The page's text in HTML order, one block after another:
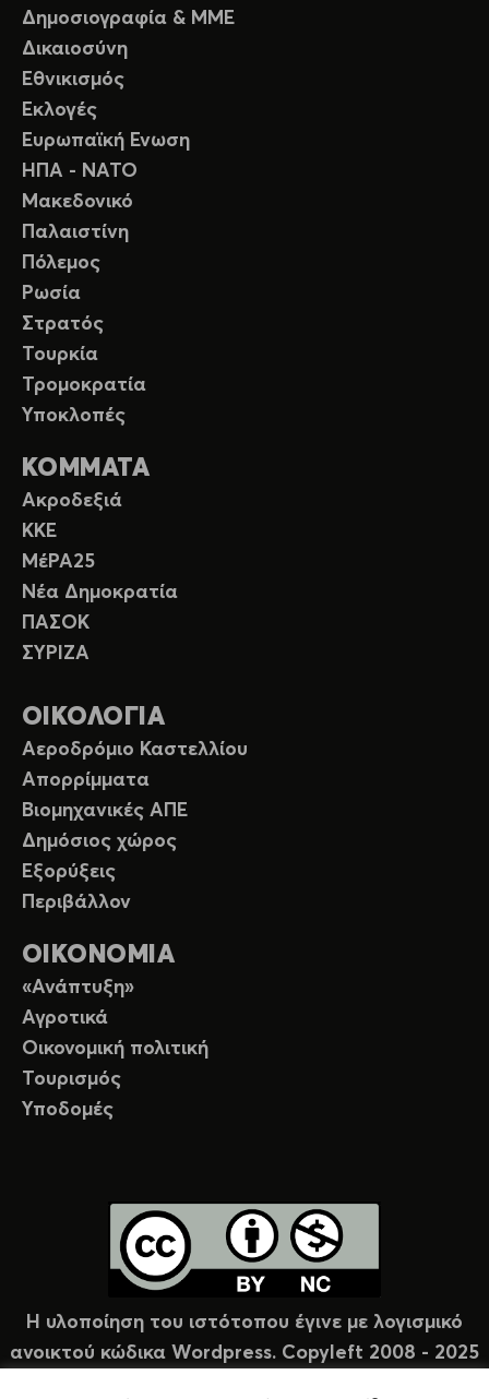
Δημοσιογραφία & ΜΜΕ
Δικαιοσύνη
Εθνικισμός
Εκλογές
Ευρωπαϊκή Ενωση
ΗΠΑ - ΝΑΤΟ
Μακεδονικό
Παλαιστίνη
Πόλεμος
Ρωσία
Στρατός
Τουρκία
Τρομοκρατία
Υποκλοπές
ΚΟΜΜΑΤΑ
Ακροδεξιά
ΚΚΕ
ΜέΡΑ25
Νέα Δημοκρατία
ΠΑΣΟΚ
ΣΥΡΙΖΑ
ΟΙΚΟΛΟΓΙΑ
Αεροδρόμιο Καστελλίου
Απορρίμματα
Βιομηχανικές ΑΠΕ
Δημόσιος χώρος
Εξορύξεις
Περιβάλλον
ΟΙΚΟΝΟΜΙΑ
«Ανάπτυξη»
Αγροτικά
Οικονομική πολιτική
Τουρισμός
Υποδομές
Η υλοποίηση του ιστότοπου έγινε με λογισμικό
ανοικτού κώδικα Wordpress. Copyleft 2008 - 2025